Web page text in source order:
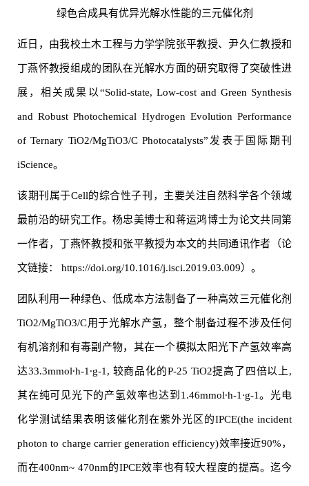
绿色合成具有优异光解水性能的三元催化剂
近日，由我校土木工程与力学学院张平教授、尹久仁教授和
丁燕怀教授组成的团队在光解水方面的研究取得了突破性进
展，相关成果以“Solid-state, Low-cost and Green Synthesis
and Robust Photochemical Hydrogen Evolution Performance
of Ternary TiO2/MgTiO3/C Photocatalysts”发表于国际期刊
iScience。
该期刊属于Cell的综合性子刊，主要关注自然科学各个领域
最前沿的研究工作。杨忠美博士和蒋运鸿博士为论文共同第
一作者，丁燕怀教授和张平教授为本文的共同通讯作者（论
文链接： https://doi.org/10.1016/j.isci.2019.03.009）。
团队利用一种绿色、低成本方法制备了一种高效三元催化剂
TiO2/MgTiO3/C用于光解水产氢，整个制备过程不涉及任何
有机溶剂和有毒副产物，其在一个模拟太阳光下产氢效率高
达33.3mmol∙h-1 ∙g-1 , 较商品化的P-25 TiO2提高了四倍以上,
其在纯可见光下的产氢效率也达到1.46mmol∙h-1 ∙g-1。光电
化学测试结果表明该催化剂在紫外光区的IPCE(the incident
photon to charge carrier generation efficiency)效率接近90%，
而在400nm~ 470nm的IPCE效率也有较大程度的提高。迄今